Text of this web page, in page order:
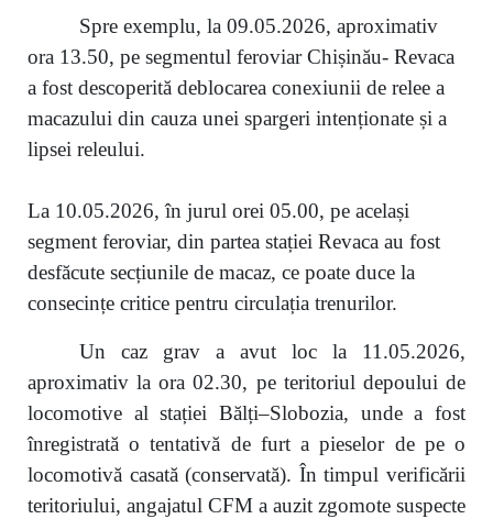
Spre exemplu, la 09.05.2026, aproximativ
ora 13.50, pe segmentul feroviar Chișinău- Revaca
a fost descoperită deblocarea conexiunii de relee a
macazului din cauza unei spargeri intenționate și a
lipsei releului.
La 10.05.2026, în jurul orei 05.00, pe același
segment feroviar, din partea stației Revaca au fost
desfăcute secțiunile de macaz, ce poate duce la
consecințe critice pentru circulația trenurilor.
Un caz grav a avut loc la 11.05.2026,
aproximativ la ora 02.30, pe teritoriul depoului de
locomotive al stației Bălți–Slobozia, unde a fost
înregistrată o tentativă de furt a pieselor de pe o
locomotivă casată (conservată). În timpul verificării
teritoriului, angajatul CFM a auzit zgomote suspecte